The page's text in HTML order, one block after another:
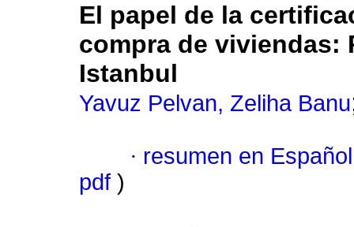
El papel de la
compra de viviendas:
Istanbul
Yavuz Pelvan, Zeliha Banu
· resumen en Español
pdf )